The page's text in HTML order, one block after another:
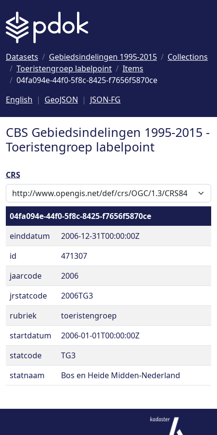
Datasets Gebiedsindelingen 1995-2015
Collections
Toeristengroep labelpoint
Items
04fa094e-44f0-5f8c-8425-f7656f5870ce
English
GeoJSON JSON-FG
CBS Gebiedsindelingen 1995-2015 -
Toeristengroep labelpoint
CRS
04fa094e-44f0-5f8c-8425-f7656f5870ce
einddatum
2006-12-31T00:00:00Z
id
471307
jaarcode
2006
jrstatcode
2006TG3
rubriek
toeristengroep
startdatum
2006-01-01T00:00:00Z
statcode
TG3
statnaam
Bos en Heide Midden-Nederland